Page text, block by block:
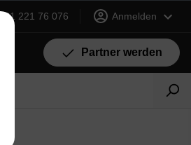
221 76 076 Anmelden
Partner werden